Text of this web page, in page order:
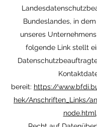
Bundeslandes, in
unseres
folgende Link stellt
bereit: https://
hek/Anschriften_Links/
node.html